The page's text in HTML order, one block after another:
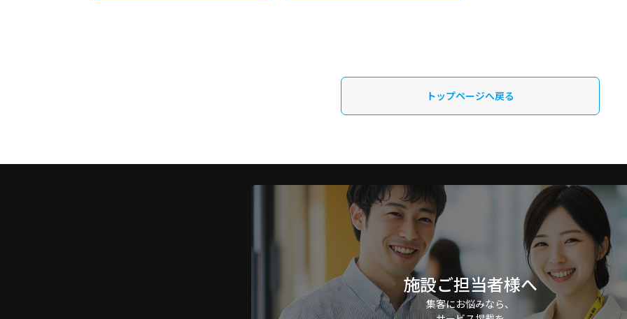
トップページへ戻る
施設ご担当者様へ
集客にお悩みなら、